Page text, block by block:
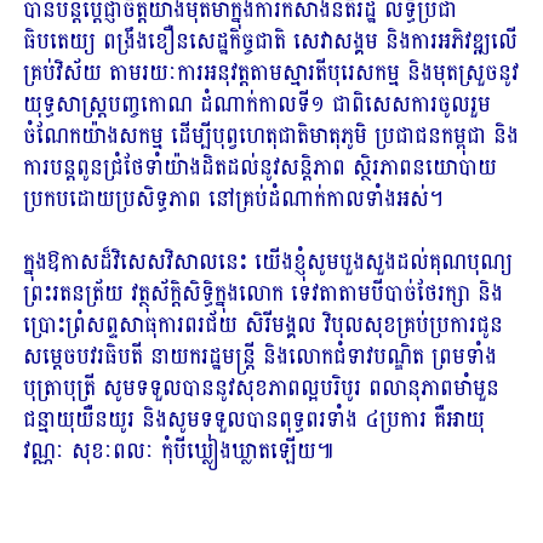
បានបន្តប្តេជ្ញាចិត្តយ៉ាងមុតមាំក្នុងការកសាងនីតិរដ្ឋ លទ្ធិប្រជា
ធិបតេយ្យ ពង្រឹងខឿនសេដ្ឋកិច្ចជាតិ សេវាសង្គម និងការអភិវឌ្ឍលើ
គ្រប់វិស័យ តាមរយៈការអនុវត្តតាមស្មារតីបុរេសកម្ម និងមុតស្រួចនូវ
យុទ្ធសាស្ត្របញ្ចកោណ ដំណាក់កាលទី១ ជាពិសេសការចូលរួម
ចំណែកយ៉ាងសកម្ម ដើម្បីបុព្វហេតុជាតិមាតុភូមិ ប្រជាជនកម្ពុជា និង
ការបន្តពូនជ្រំថែទាំយ៉ាងដិតដល់នូវសន្តិភាព ស្ថិរភាពនយោបាយ
ប្រកបដោយប្រសិទ្ធភាព នៅគ្រប់ដំណាក់កាលទាំងអស់។
ក្នុងឱកាសដ៏វិសេសវិសាលនេះ យើងខ្ញុំសូមបួងសួងដល់គុណបុណ្យ
ព្រះរតនត្រ័យ វត្ថុស័ក្តិសិទ្ធិក្នុងលោក ទេវតាតាមបីបាច់ថែរក្សា និង
ប្រោះព្រំសព្ទសាធុការពរជ័យ សិរីមង្គល វិបុលសុខគ្រប់ប្រការជូន
សម្តេចបវរធិបតី នាយករដ្ឋមន្ត្រី និងលោកជំទាវបណ្ឌិត ព្រមទាំង
បុត្រាបុត្រី សូមទទួលបាននូវសុខភាពល្អបរិបូរ ពលានុភាពមាំមួន
ជន្មាយុយឺនយូរ និងសូមទទួលបានពុទ្ធពរទាំង ៤ប្រការ គឺអាយុ
វណ្ណៈ សុខៈពលៈ កុំបីឃ្លៀងឃ្លាតឡើយ៕